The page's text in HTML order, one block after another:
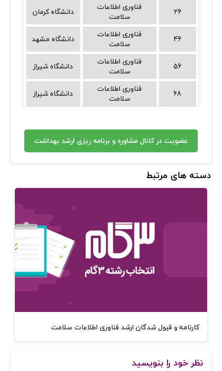
26
فناوری اطلاعات
سلامت
دانشگاه کرمان
46
فناوری اطلاعات
سلامت
دانشگاه مشهد
56
فناوری اطلاعات
سلامت
دانشگاه شیراز
68
فناوری اطلاعات
سلامت
دانشگاه شیراز
عضویت در کانال مشاوره و برنامه ریزی ارشد بهداشت
دسته های مرتبط
کارنامه و قبول شدگان ارشد فناوری اطلاعات سلامت
نظر خود را بنویسید